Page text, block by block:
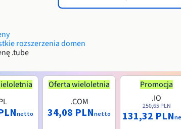
rozszerzenia domen
.tube
netto
Oferta wieloletnia
.COM
34,08 PLNnetto
Promocja
.IO
250,65 PLN
131,32 PLN